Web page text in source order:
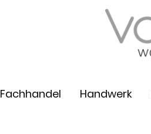
Fachhandel Handwerk